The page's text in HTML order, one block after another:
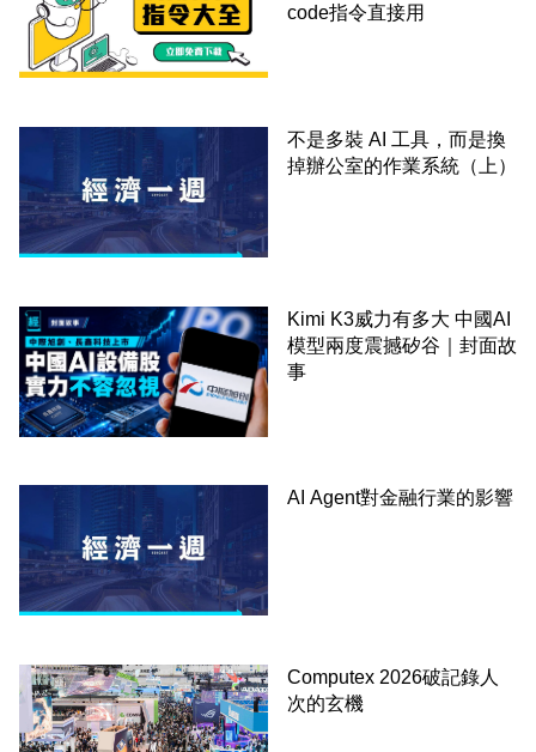
code指令直接用
不是多裝 AI 工具，而是換
掉辦公室的作業系統（上）
Kimi K3威力有多大 中國AI
模型兩度震撼矽谷｜封面故
事
AI Agent對金融行業的影響
Computex 2026破記錄人
次的玄機